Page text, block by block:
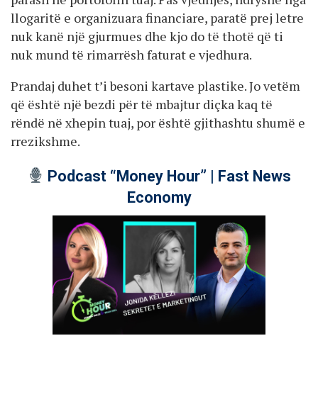
llogaritë e organizuara financiare, paratë prej letre
nuk kanë një gjurmues dhe kjo do të thotë që ti
nuk mund të rimarrësh faturat e vjedhura.
Prandaj duhet t’i besoni kartave plastike. Jo vetëm
që është një bezdi për të mbajtur diçka kaq të
rëndë në xhepin tuaj, por është gjithashtu shumë e
rrezikshme.
Podcast “Money Hour” | Fast News
Economy